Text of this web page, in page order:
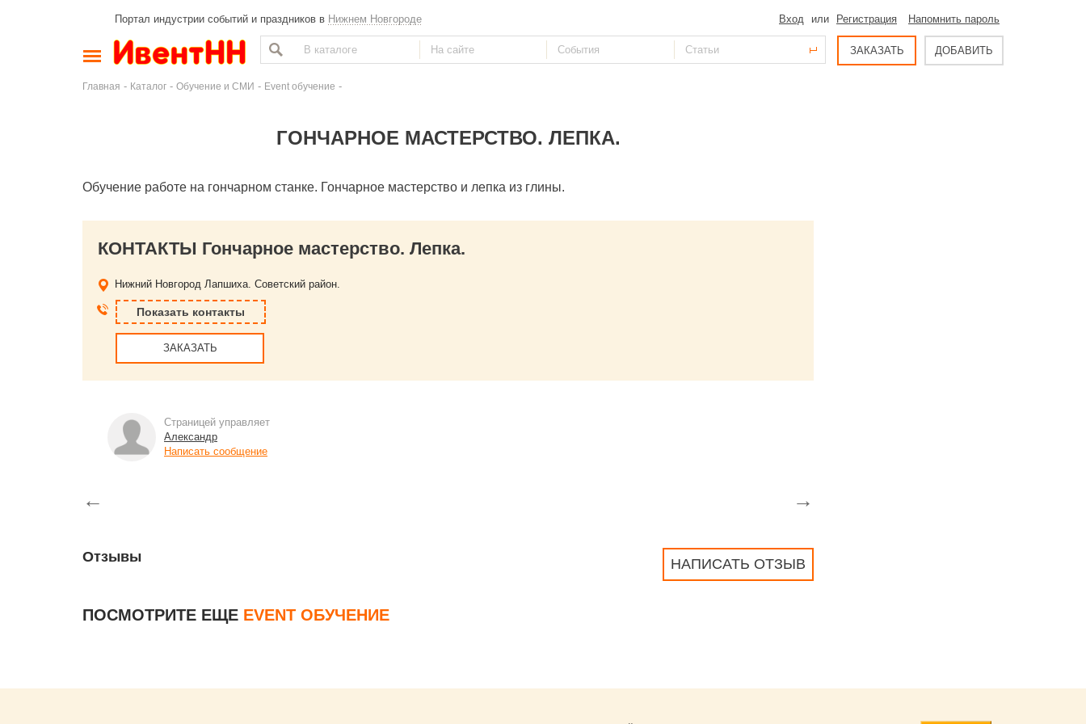
Портал индустрии событий и праздников в Нижнем Новгороде Вход или Регистрация Напомнить пароль
ЗАКАЗАТЬ ДОБАВИТЬ
Главная - Каталог - Обучение и СМИ - Event обучение -
ГОНЧАРНОЕ МАСТЕРСТВО. ЛЕПКА.
Обучение работе на гончарном станке. Гончарное мастерство и лепка из глины.
КОНТАКТЫ Гончарное мастерство. Лепка.
Нижний Новгород Лапшиха. Советский район.
Показать контакты
ЗАКАЗАТЬ
Страницей управляет
Александр
Написать сообщение
← →
НАПИСАТЬ ОТЗЫВ
Отзывы
ПОСМОТРИТЕ ЕЩЕ EVENT ОБУЧЕНИЕ